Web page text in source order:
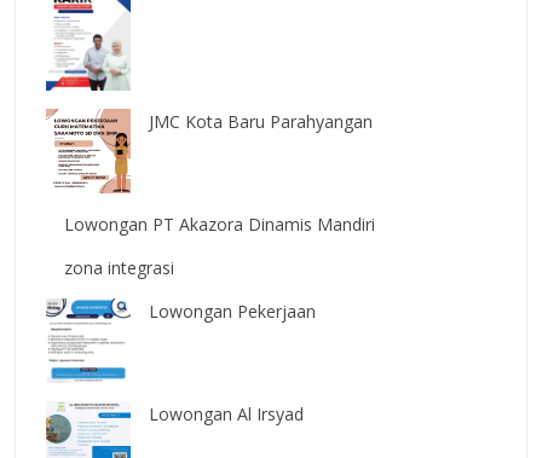
JMC Kota Baru Parahyangan
Lowongan PT Akazora Dinamis Mandiri
zona integrasi
Lowongan Pekerjaan
Lowongan Al Irsyad